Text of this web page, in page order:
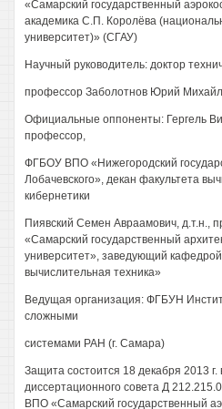
«Самарский государственный
академика С.П. Королёва
университет)» (СГАУ)
Научный руководитель: доктор
профессор Заболотнов Юрий
Официальные оппоненты: Гергель
профессор,
ФГБОУ ВПО «Нижегородский
Лобачевского», декан факультета
кибернетики
Пиявский Семен Авраамович,
«Самарский государственный
университет», заведующий
вычислительная техника»
Ведущая организация: ФГБУН
сложными
системами РАН (г. Самара)
Защита состоится 18 декабря 2013 г.
диссертационного совета Д
ВПО «Самарский государственный